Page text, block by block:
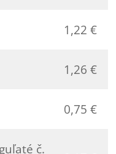
1,22 €
1,26 €
0,75 €
č.